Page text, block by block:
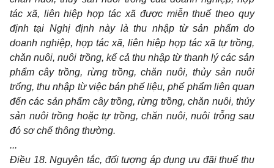
tác xã, liên hiệp hợp tác xã được miễn thuế theo quy
định tại Nghị định này là thu nhập từ sản phẩm do
doanh nghiệp, hợp tác xã, liên hiệp hợp tác xã tự trồng,
chăn nuôi, nuôi trồng, kể cả thu nhập từ thanh lý các sản
phẩm cây trồng, rừng trồng, chăn nuôi, thủy sản nuôi
trổng, thu nhập từ việc bán phế liệu, phế phẩm liên quan
đến các sản phẩm cây trồng, rừng trồng, chăn nuôi, thủy
sản nuôi trồng hoặc tự trồng, chăn nuôi, nuôi trỗng sau
đó sơ chế thông thường.
...
Điều 18. Nguyên tắc, đối tượng áp dụng ưu đãi thuế thu